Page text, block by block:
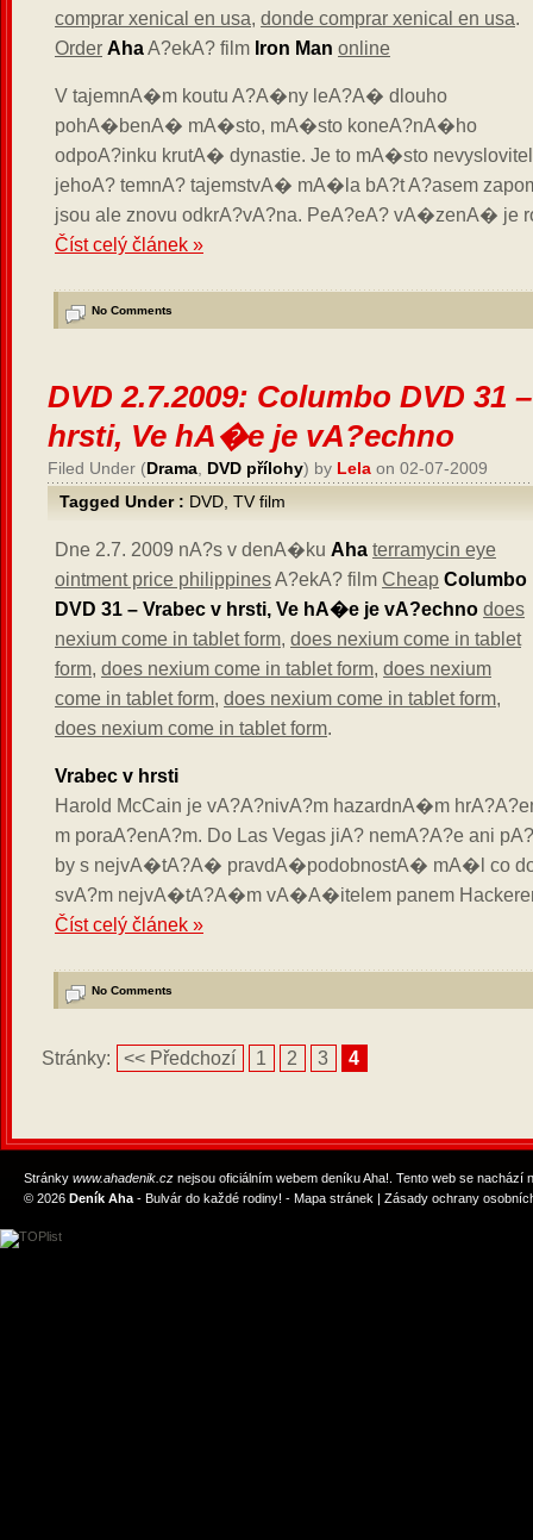
comprar xenical en usa, donde comprar xenical en usa.
Order AhaA?ekA? film Iron Man online
V tajemnA�m koutu A?A�ny leA?A� dlouho
pohA�benA� mA�sto, mA�sto koneA?nA�ho
odpoA?inku krutA� dynastie. Je to mA�sto
jehoA? temnA? tajemstvA� mA�la bA?t A?asem
jsou ale znovu odkrA?vA?na. PeA?eA? vA�zenA� je
Číst celý článek »
No Comments
DVD 2.7.2009: Columbo DVD 31
hrsti, Ve hA�e je vA?echno
Filed Under (Drama DVD přílohy) by Lela on 02-07-2009
Tagged Under : DVD TV film
Dne 2.7. 2009 nA?s v denA�ku Aha terramycin eye
ointment price philippinesA?ekA? film Cheap Columbo
DVD 31 – Vrabec v hrsti, Ve hA�e je vA?echno does
nexium come in tablet form, does nexium come in tablet
form, does nexium come in tablet form, does nexium
come in tablet form, does nexium come in tablet form,
does nexium come in tablet form.
Vrabec v hrsti
Harold McCain je vA?A?nivA?m hazardnA�m
m poraA?enA?m. Do Las Vegas jiA? nemA?A?e ani
by s nejvA�tA?A� pravdA�podobnostA� mA�l co
svA?m nejvA�tA?A�m vA�A�itelem panem
Číst celý článek »
No Comments
Stránky: << Předchozí 1 2 3 4
Stránky www.ahadenik.cz nejsou oficiálním webem deníku Aha!. Tento web se nachází
© 2026 Deník Aha - Bulvár do každé rodiny! - Mapa stránek Zásady ochrany